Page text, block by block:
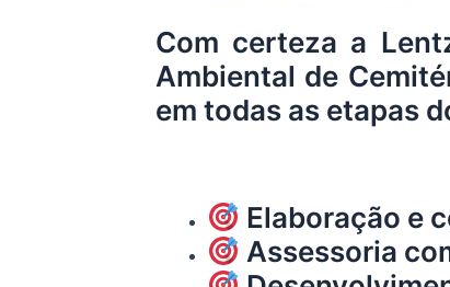
Com certeza a
Ambiental de
em todas as etapas
Elaboração e
Assessoria